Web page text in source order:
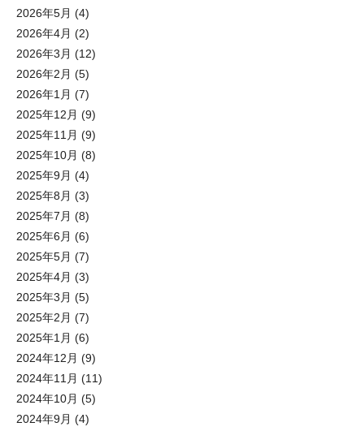
2026年5月 (4)
2026年4月 (2)
2026年3月 (12)
2026年2月 (5)
2026年1月 (7)
2025年12月 (9)
2025年11月 (9)
2025年10月 (8)
2025年9月 (4)
2025年8月 (3)
2025年7月 (8)
2025年6月 (6)
2025年5月 (7)
2025年4月 (3)
2025年3月 (5)
2025年2月 (7)
2025年1月 (6)
2024年12月 (9)
2024年11月 (11)
2024年10月 (5)
2024年9月 (4)